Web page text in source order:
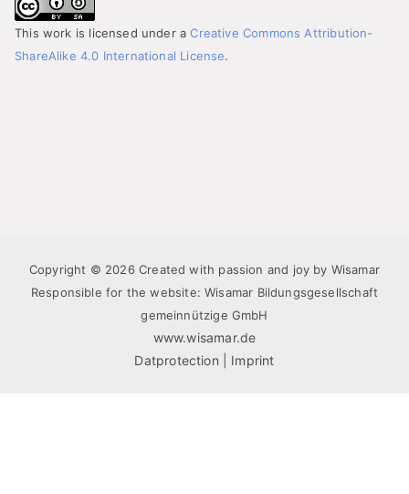
This work is licensed under aCreative Commons Attribution-
ShareAlike 4.0 International License.
Copyright © 2026 Created with passion and joy by Wisamar
Responsible for the website: Wisamar Bildungsgesellschaft
gemeinnützige GmbH
www.wisamar.de
Datprotection
Imprint